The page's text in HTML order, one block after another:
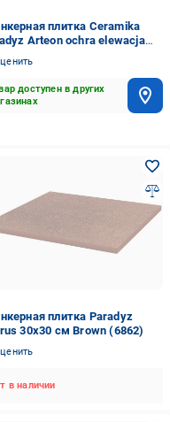
плитка Ceramika
Arteon ochra elewacja
см (new 60127158)
доступен в других
плитка Paradyz
30x30 см Brown (6862)
в наличии